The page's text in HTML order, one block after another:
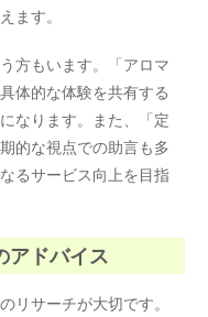
ます。
方もいます。「アロマ
体的な体験を共有する
なります。また、「定
的な視点での助言も多
るサービス向上を目指
アドバイス
リサーチが大切です。